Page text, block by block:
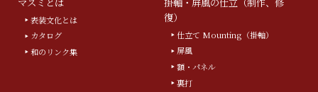
表装文化とは
カタログ
和のリンク集
復）
仕立て Mounting（掛軸）
屏風
額・パネル
裏打